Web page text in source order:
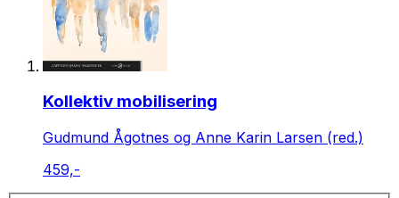
Kollektiv mobilisering
Gudmund Ågotnes og Anne Karin Larsen (red.)
459,-